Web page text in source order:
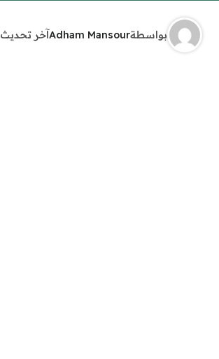
بواسطةAdham Mansourآخر تحديث